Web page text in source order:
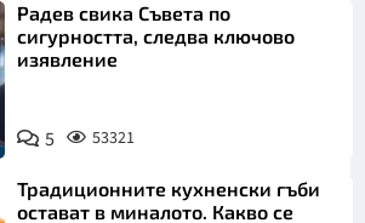
Радев свика Съвета по
сигурността, следва ключово
изявление
5 53321
Традиционните кухненски гъби
остават в миналото. Какво се